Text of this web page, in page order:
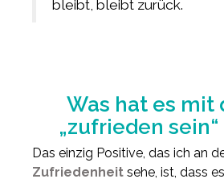
bleibt, bleibt zurück.
Was hat es mit
„zufrieden
Das einzig Positive, das ich an
Zufriedenheit sehe, ist, dass